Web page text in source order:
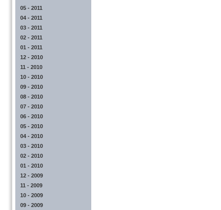
05 - 2011
04 - 2011
03 - 2011
02 - 2011
01 - 2011
12 - 2010
11 - 2010
10 - 2010
09 - 2010
08 - 2010
07 - 2010
06 - 2010
05 - 2010
04 - 2010
03 - 2010
02 - 2010
01 - 2010
12 - 2009
11 - 2009
10 - 2009
09 - 2009